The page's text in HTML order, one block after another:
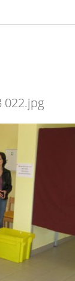
022.jpg